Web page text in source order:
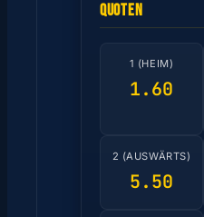
QUOTEN
1 (HEIM)
1.60
2 (AUSWÄRTS)
5.50